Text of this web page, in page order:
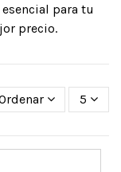
para tu
precio.
5